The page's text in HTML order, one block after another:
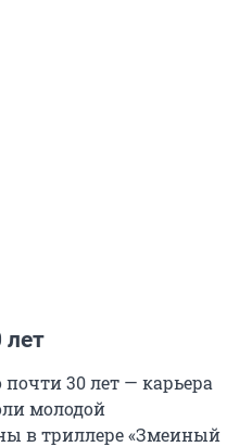
лет
30 лет — карьера
молодой
в триллере «Змеиный